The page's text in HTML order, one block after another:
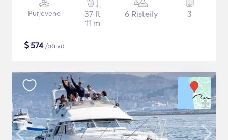
Purjevene
37 ft
11 m
6 Risteily 3
$574/päivä